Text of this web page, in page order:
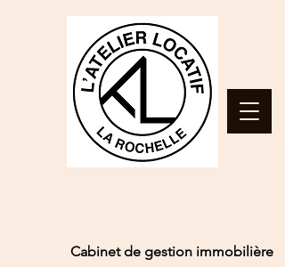
Cabinet de gestion immobilière